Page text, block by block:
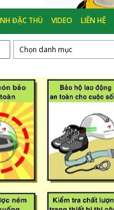
ĐẶC THÙ VIDEO LIÊN HỆ